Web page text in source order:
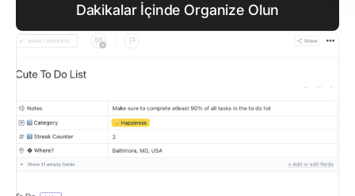
Dakikalar İçinde Organize Olun